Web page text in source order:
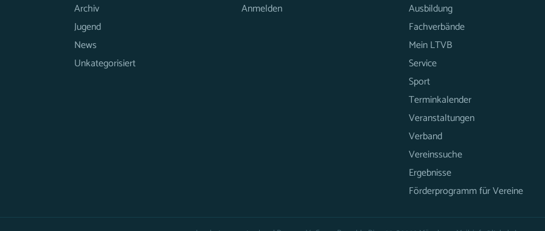
Archiv
Jugend
News
Unkategorisiert
Anmelden
Ausbildung
Fachverbände
Mein LTVB
Service
Sport
Terminkalender
Veranstaltungen
Verband
Vereinssuche
Ergebnisse
Förderprogramm für Vereine